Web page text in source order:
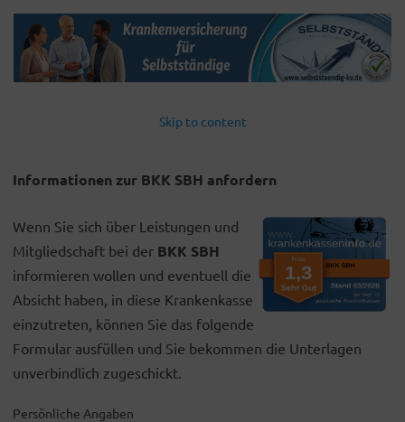
Skip to content
Informationen zur BKK SBH anfordern
Wenn Sie sich über Leistungen und
Mitgliedschaft bei der BKK SBH
informieren wollen und eventuell die
Absicht haben, in diese Krankenkasse
einzutreten, können Sie das folgende
Formular ausfüllen und Sie bekommen die Unterlagen
unverbindlich zugeschickt.
Persönliche Angaben